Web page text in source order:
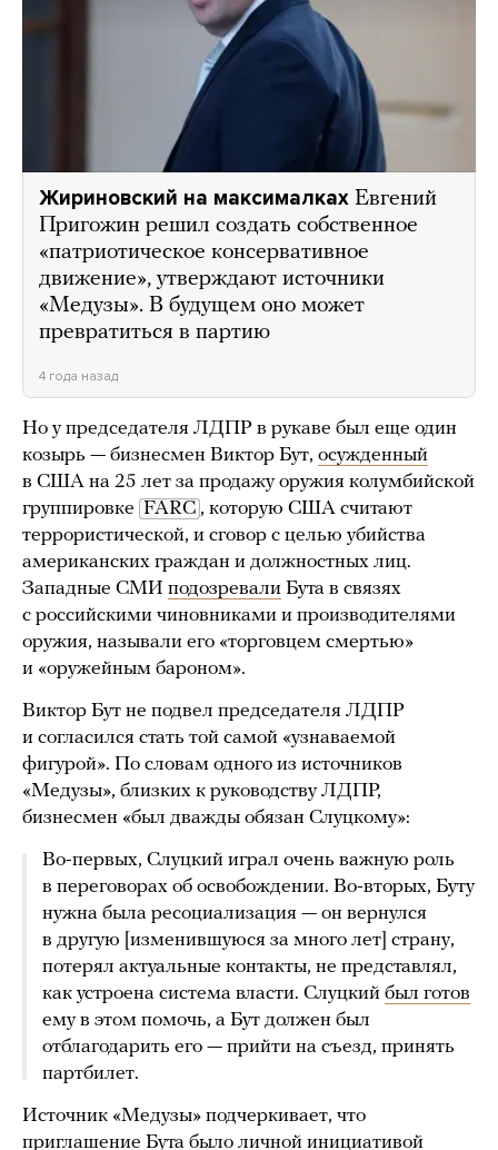
Жириновский на максималках Евгений
Пригожин решил создать собственное
«патриотическое консервативное
движение», утверждают источники
«Медузы». В будущем оно может
превратиться в партию
4 года назад
Но у председателя ЛДПР в рукаве был еще один
козырь — бизнесмен Виктор Бут, осужденный
в США на 25 лет за продажу оружия колумбийской
группировке FARC , которую США считают
террористической, и сговор с целью убийства
американских граждан и должностных лиц.
Западные СМИ подозревали Бута в связях
с российскими чиновниками и производителями
оружия, называли его «торговцем смертью»
и «оружейным бароном».
Виктор Бут не подвел председателя ЛДПР
и согласился стать той самой «узнаваемой
фигурой». По словам одного из источников
«Медузы», близких к руководству ЛДПР,
бизнесмен «был дважды обязан Слуцкому»:
Во-первых, Слуцкий играл очень важную роль
в переговорах об освобождении. Во-вторых, Буту
нужна была ресоциализация — он вернулся
в другую [изменившуюся за много лет] страну,
потерял актуальные контакты, не представлял,
как устроена система власти. Слуцкий был готов
ему в этом помочь, а Бут должен был
отблагодарить его — прийти на съезд, принять
партбилет.
Источник «Медузы» подчеркивает, что
приглашение Бута было личной инициативой